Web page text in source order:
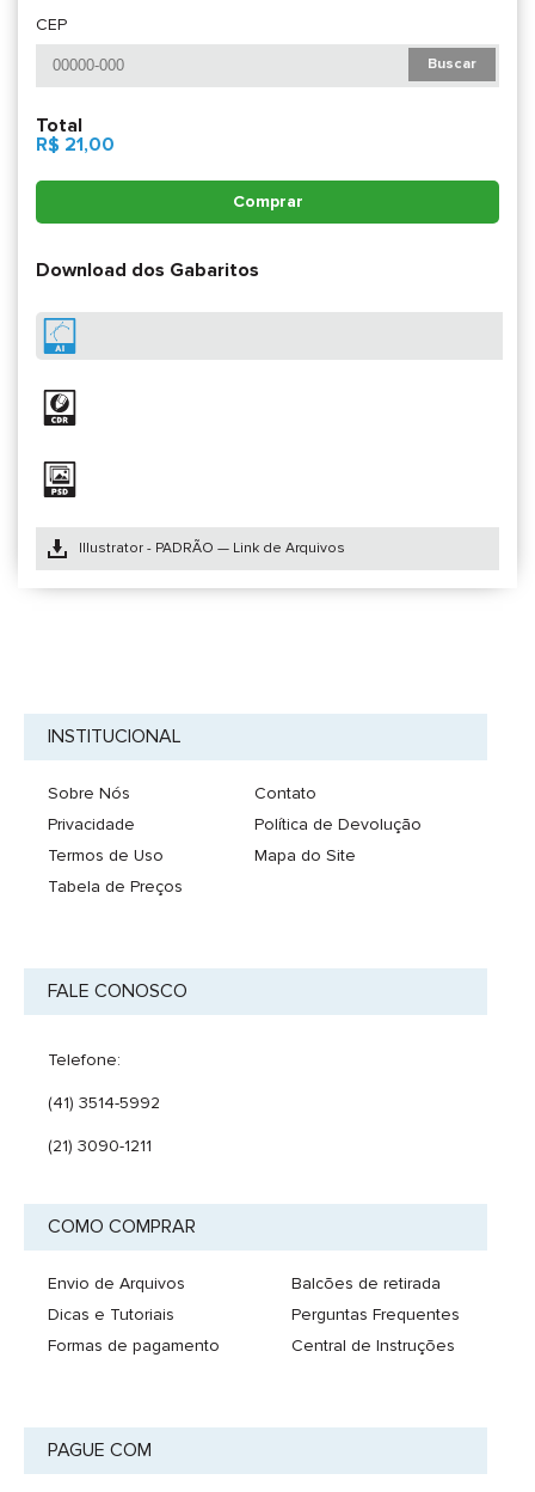
CEP
Buscar
Total
R$ 21,00
Comprar
Download dos Gabaritos
Illustrator - PADRÃO — Link de Arquivos
INSTITUCIONAL
Sobre Nós
Privacidade
Termos de Uso
Tabela de Preços
Contato
Política de Devolução
Mapa do Site
FALE CONOSCO
Telefone:
(41) 3514-5992
(21) 3090-1211
COMO COMPRAR
Envio de Arquivos
Dicas e Tutoriais
Formas de pagamento
Balcões de retirada
Perguntas Frequentes
Central de Instruções
PAGUE COM